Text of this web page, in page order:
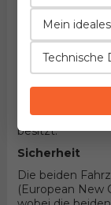
Fahrzeuge
Wenn wir in
Kleinwagen
und
Aggregaten
Unter der
entwickelt von
Ventilen und
Aggregat mit
besitzt.
Sicherheit
Die beiden
(European New
Mein
Technische